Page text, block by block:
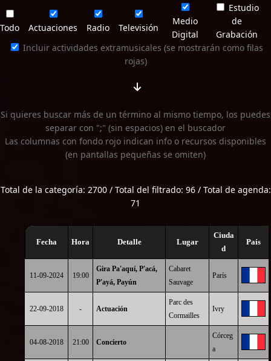
Todo Actuaciones Radio Televisión
Medio
Digital
Estudio
de
Grabación
Incluir actividades extramusicales (se mostrarán como filas
rojas)
Si quieres buscar más de un término al mismo tiempo, los puedes
separar con ";" (sin espacios) en el buscador
Las columnas con fondo rojo indican info o recursos disponibles
(en pantallas pequeñas se omiten)
Total de la categoría: 2700 / Total del filtrado: 96 / Total de agenda:
71
Fecha Hora Detalle Lugar
Ciuda
d
País
11-09-2024 19:00
Gira Pa'aquí, P'acá,
P'ayá, Payún
Cabaret
Sauvage
París
22-09-2018 - Actuación
Parc des
Cormailles
Ivry
04-08-2018 21:00 Concierto
Córceg
a